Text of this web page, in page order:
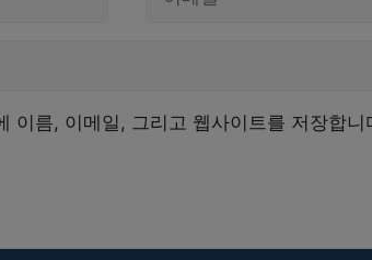
이름, 이메일, 그리고 웹사이트를 저장합니